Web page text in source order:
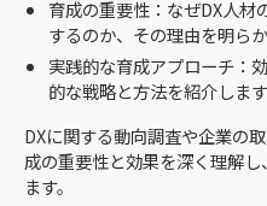
育成の重要性：なぜDX人材
するのか、その理由を明らか
実践的な育成アプローチ：
的な戦略と方法を紹介します
DXに関する動向調査や企業の
成の重要性と効果を深く理解
ます。